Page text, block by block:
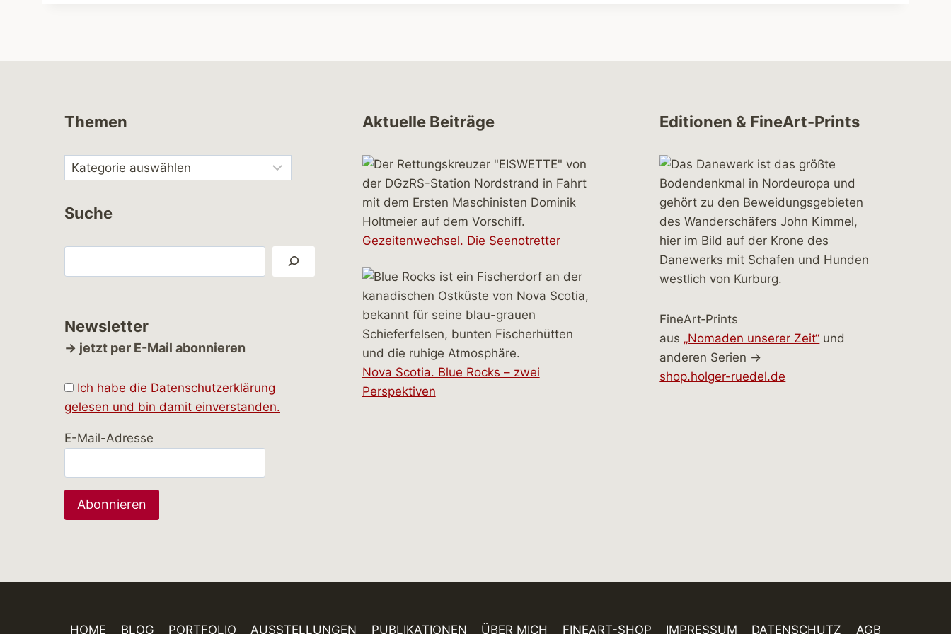
Themen
Suche
Newsletter
→ jetzt per E-Mail abonnieren
Ich habe die Datenschutzerklärung
gelesen und bin damit einverstanden.
E-Mail-Adresse
Aktuelle Beiträge
Gezeitenwechsel. Die Seenotretter
Nova Scotia. Blue Rocks – zwei
Perspektiven
Editionen & FineArt-Prints
FineArt‑Prints
aus „Nomaden unserer Zeit“ und
anderen Serien →
shop.holger-ruedel.de
HOME BLOG PORTFOLIO AUSSTELLUNGEN PUBLIKATIONEN ÜBER MICH FINEART-SHOP IMPRESSUM DATENSCHUTZ AGB